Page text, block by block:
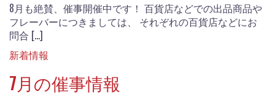
8月も絶賛、催事開催中です！ 百貨店などでの出品商品や
フレーバーにつきましては、 それぞれの百貨店などにお
問合 […]
新着情報
7月の催事情報